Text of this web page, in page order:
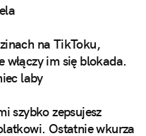
na TikToku,
włączy im się blokada.
laby
szybko zepsujesz
Ostatnie wkurza